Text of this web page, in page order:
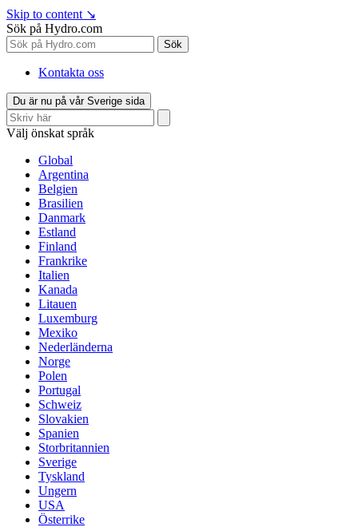
Skip to content ↘
Sök på Hydro.com
Sök
Kontakta oss
Du är nu på vår Sverige sida
Välj önskat språk
Global
Argentina
Belgien
Brasilien
Danmark
Estland
Finland
Frankrike
Italien
Kanada
Litauen
Luxemburg
Mexiko
Nederländerna
Norge
Polen
Portugal
Schweiz
Slovakien
Spanien
Storbritannien
Sverige
Tyskland
Ungern
USA
Österrike